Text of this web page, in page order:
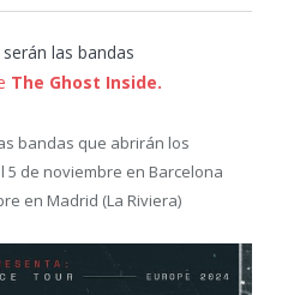
las bandas
The Ghost Inside.
bandas que abrirán los
de noviembre en Barcelona
en Madrid (La Riviera)